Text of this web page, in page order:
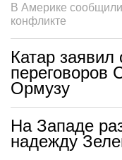
В Америке
конфликте
Катар заявил
Ормузу
На Западе
надежду